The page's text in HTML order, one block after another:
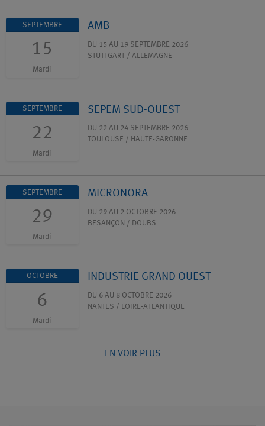
SEPTEMBRE
15
Mardi
AMB
DU 15 AU 19 SEPTEMBRE 2026
STUTTGART / ALLEMAGNE
SEPTEMBRE
22
Mardi
SEPEM SUD-OUEST
DU 22 AU 24 SEPTEMBRE 2026
TOULOUSE / HAUTE-GARONNE
SEPTEMBRE
29
Mardi
MICRONORA
DU 29 AU 2 OCTOBRE 2026
BESANÇON / DOUBS
OCTOBRE
6
Mardi
INDUSTRIE GRAND OUEST
DU 6 AU 8 OCTOBRE 2026
NANTES / LOIRE-ATLANTIQUE
EN VOIR PLUS